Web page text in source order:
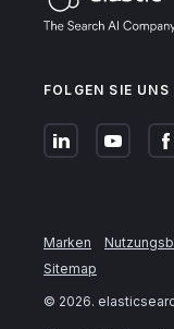
FOLGEN SIE UNS
Marken
Sitemap
© 2026.